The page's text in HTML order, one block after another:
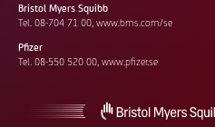
Bristol Myers Squibb
Tel. 08-704 71 00, www.bms.com/se
Pfizer
Tel. 08-550 520 00, www.pfizer.se